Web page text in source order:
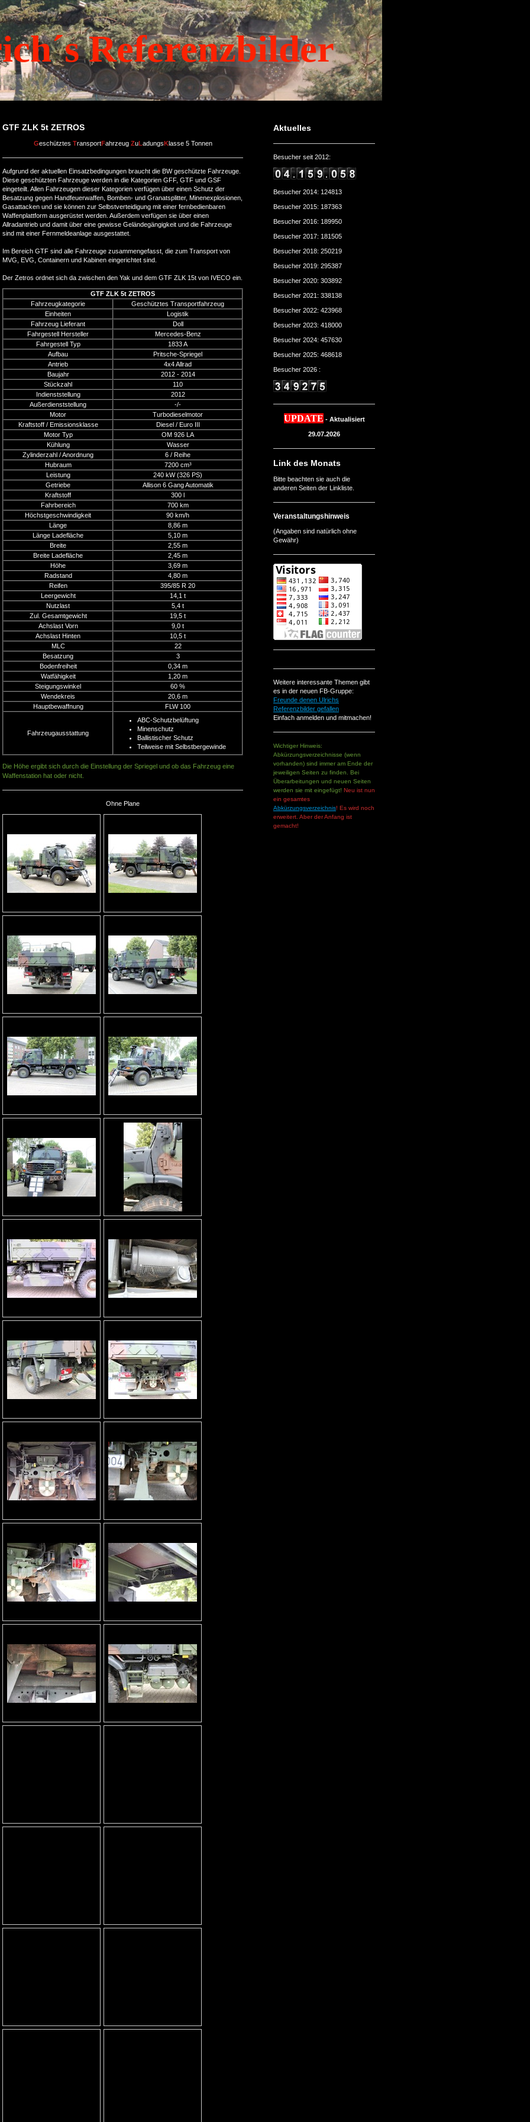
Referenzbilder
GTF ZLK 5t ZETROS
Geschütztes TransportFahrzeug ZuLadungsKlasse 5 Tonnen
Aufgrund der aktuellen Einsatzbedingungen braucht die BW geschützte Fahrzeuge.
Diese geschützten Fahrzeuge werden in die Kategorien GFF, GTF und GSF
eingeteilt. Allen Fahrzeugen dieser Kategorien verfügen über einen Schutz der
Besatzung gegen Handfeuerwaffen, Bomben- und Granatsplitter, Minenexplosionen,
Gasattacken und sie können zur Selbstverteidigung mit einer fernbedienbaren
Waffenplattform ausgerüstet werden. Außerdem verfügen sie über einen
Allradantrieb und damit über eine gewisse Geländegängigkeit und die Fahrzeuge
sind mit einer Fernmeldeanlage ausgestattet.
Im Bereich GTF sind alle Fahrzeuge zusammengefasst, die zum Transport von
MVG, EVG, Containern und Kabinen eingerichtet sind.
Der Zetros ordnet sich da zwischen den Yak und dem GTF ZLK 15t von IVECO ein.
GTF ZLK 5t ZETROS
Fahrzeugkategorie
Geschütztes Transportfahrzeug
Einheiten
Logistik
Fahrzeug Lieferant
Doll
Fahrgestell Hersteller
Mercedes-Benz
Fahrgestell Typ
1833 A
Aufbau
Pritsche-Spriegel
Antrieb
4x4 Allrad
Baujahr
2012 - 2014
Stückzahl
110
Indienststellung
2012
Außerdienststellung
-/-
Motor
Turbodieselmotor
Kraftstoff / Emissionsklasse
Diesel / Euro III
Motor Typ
OM 926 LA
Kühlung
Wasser
Zylinderzahl / Anordnung
6 / Reihe
Hubraum
7200 cm³
Leistung
240 kW (326 PS)
Getriebe
Allison 6 Gang Automatik
Kraftstoff
300 l
Fahrbereich
700 km
Höchstgeschwindigkeit
90 km/h
Länge
8,86 m
Länge Ladefläche
5,10 m
Breite
2,55 m
Breite Ladefläche
2,45 m
Höhe
3,69 m
Radstand
4,80 m
Reifen
395/85 R 20
Leergewicht
14,1 t
Nutzlast
5,4 t
Zul. Gesamtgewicht
19,5 t
Achslast Vorn
9,0 t
Achslast Hinten
10,5 t
MLC
22
Besatzung
3
Bodenfreiheit
0,34 m
Watfähigkeit
1,20 m
Steigungswinkel
60 %
Wendekreis
20,6 m
Hauptbewaffnung
FLW 100
Fahrzeugausstattung
ABC-Schutzbelüftung
Minenschutz
Ballistischer Schutz
Teilweise mit Selbstbergewinde
Die Höhe ergibt sich durch die Einstellung der Spriegel und ob das Fahrzeug eine
Waffenstation hat oder nicht.
Ohne Plane
Aktuelles
Besucher seit 2012:
Besucher 2014: 124813
Besucher 2015: 187363
Besucher 2016: 189950
Besucher 2017: 181505
Besucher 2018: 250219
Besucher 2019: 295387
Besucher 2020: 303892
Besucher 2021: 338138
Besucher 2022: 423968
Besucher 2023: 418000
Besucher 2024: 457630
Besucher 2025: 468618
Besucher 2026 :
UPDATE - Aktualisiert
29.07.2026
Link des Monats
Bitte beachten sie auch die
anderen Seiten der Linkliste.
Veranstaltungshinweis
(Angaben sind natürlich ohne
Gewähr)
Weitere interessante Themen gibt
es in der neuen FB-Gruppe:
Freunde denen Ulrichs
Referenzbilder gefallen
Einfach anmelden und mitmachen!
Wichtiger Hinweis:
Abkürzungsverzeichnisse (wenn
vorhanden) sind immer am Ende der
jeweiligen Seiten zu finden. Bei
Überarbeitungen und neuen Seiten
werden sie mit eingefügt! Neu ist nun
ein gesamtes
Abkürzungsverzeichnis! Es wird noch
erweitert. Aber der Anfang ist
gemacht!